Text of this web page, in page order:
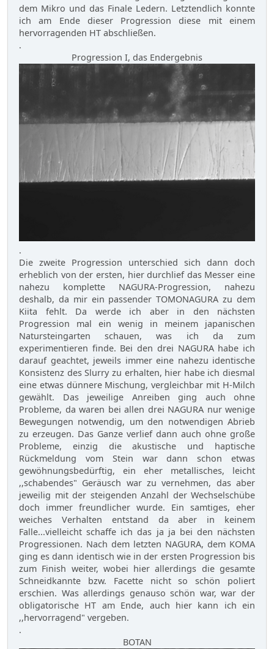
dem Mikro und das Finale Ledern. Letztendlich konnte
ich am Ende dieser Progression diese mit einem
hervorragenden HT abschließen.
.
Progression I, das Endergebnis
.
Die zweite Progression unterschied sich dann doch
erheblich von der ersten, hier durchlief das Messer eine
nahezu komplette NAGURA-Progression, nahezu
deshalb, da mir ein passender TOMONAGURA zu dem
Kiita fehlt. Da werde ich aber in den nächsten
Progression mal ein wenig in meinem japanischen
Natursteingarten schauen, was ich da zum
experimentieren finde. Bei den drei NAGURA habe ich
darauf geachtet, jeweils immer eine nahezu identische
Konsistenz des Slurry zu erhalten, hier habe ich diesmal
eine etwas dünnere Mischung, vergleichbar mit H-Milch
gewählt. Das jeweilige Anreiben ging auch ohne
Probleme, da waren bei allen drei NAGURA nur wenige
Bewegungen notwendig, um den notwendigen Abrieb
zu erzeugen. Das Ganze verlief dann auch ohne große
Probleme, einzig die akustische und haptische
Rückmeldung vom Stein war dann schon etwas
gewöhnungsbedürftig, ein eher metallisches, leicht
,,schabendes" Geräusch war zu vernehmen, das aber
jeweilig mit der steigenden Anzahl der Wechselschübe
doch immer freundlicher wurde. Ein samtiges, eher
weiches Verhalten entstand da aber in keinem
Falle...vielleicht schaffe ich das ja ja bei den nächsten
Progressionen. Nach dem letzten NAGURA, dem KOMA
ging es dann identisch wie in der ersten Progression bis
zum Finish weiter, wobei hier allerdings die gesamte
Schneidkannte bzw. Facette nicht so schön poliert
erschien. Was allerdings genauso schön war, war der
obligatorische HT am Ende, auch hier kann ich ein
,,hervorragend" vergeben.
.
BOTAN